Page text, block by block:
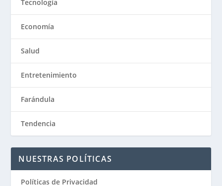
Tecnología
Economía
Salud
Entretenimiento
Farándula
Tendencia
NUESTRAS POLÍTICAS
Políticas de Privacidad